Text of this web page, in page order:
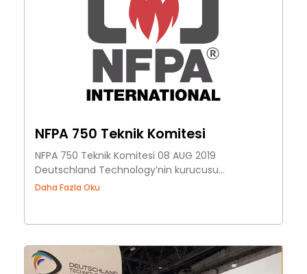
NFPA 750 Teknik Komitesi
NFPA 750 Teknik Komitesi 08 AUG 2019
Deutschland Technology’nin kurucusu...
Daha Fazla Oku